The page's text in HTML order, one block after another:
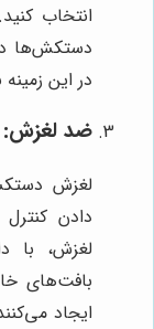
انتخاب
دستکش‌ها
در این
ضد لغزش:
لغزش
دادن
لغزش، با
بافت‌های
ایجاد